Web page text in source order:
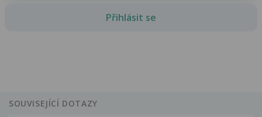
Přihlásit se
SOUVISEJÍCÍ DOTAZY